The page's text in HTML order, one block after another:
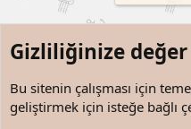
Gizliliğinize
Bu sitenin çalışması için
geliştirmek için isteğe bağlı